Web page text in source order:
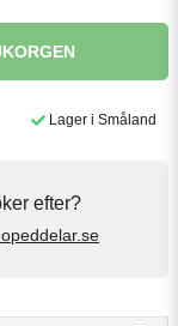
Lager i Småland
efter?